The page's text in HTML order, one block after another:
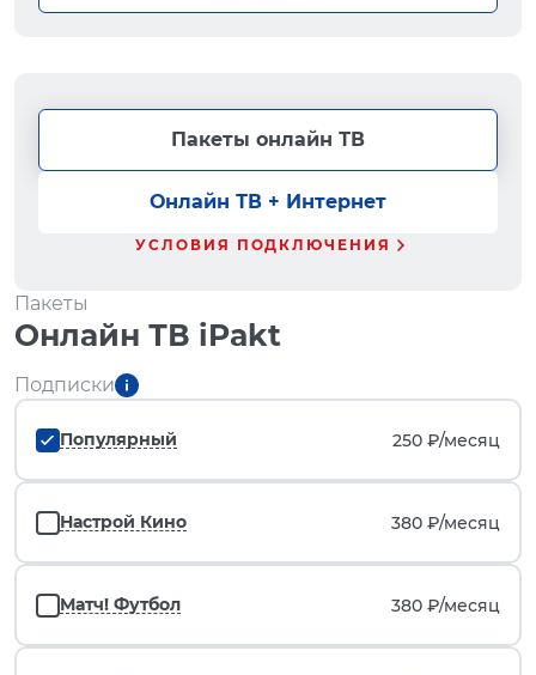
Пакеты онлайн ТВ
Онлайн ТВ + Интернет
УСЛОВИЯ ПОДКЛЮЧЕНИЯ
Пакеты
Онлайн ТВ iPakt
Подписки
Популярный 250 ₽/месяц
Настрой Кино 380 ₽/месяц
Матч! Футбол 380 ₽/месяц